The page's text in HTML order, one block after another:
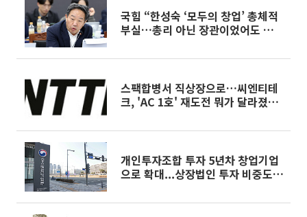
국힘 “한성숙 ‘모두의 창업’ 총체적
부실…총리 아닌 장관이었어도 사
스팩합병서 직상장으로…씨엔티테
크, 'AC 1호' 재도전 뭐가 달라졌나
개인투자조합 투자 5년차 창업기업
으로 확대...상장법인 투자 비중도